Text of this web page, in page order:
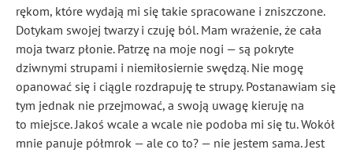
rękom, które wydają mi się takie spracowane i zniszczone.
Dotykam swojej twarzy i czuję ból. Mam wrażenie, że cała
moja twarz płonie. Patrzę na moje nogi — są pokryte
dziwnymi strupami i niemiłosiernie swędzą. Nie mogę
opanować się i ciągle rozdrapuję te strupy. Postanawiam się
tym jednak nie przejmować, a swoją uwagę kieruję na
to miejsce. Jakoś wcale a wcale nie podoba mi się tu. Wokół
mnie panuje półmrok — ale co to? — nie jestem sama. Jest